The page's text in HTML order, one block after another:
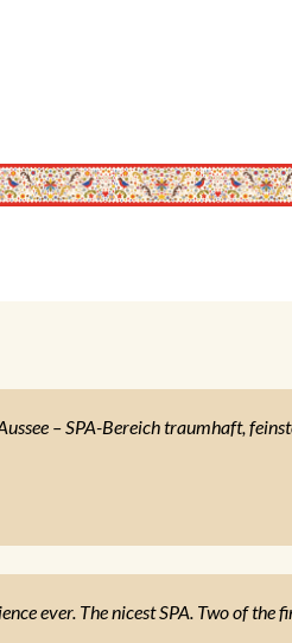
– SPA-Bereich traumhaft,
ever. The nicest SPA. Two of the